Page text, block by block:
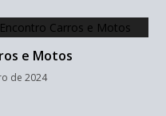
e Motos
de 2024